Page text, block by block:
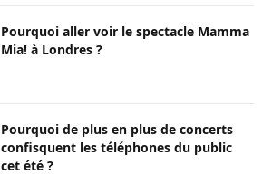
Pourquoi aller voir le spectacle Mamma
Mia! à Londres ?
Pourquoi de plus en plus de concerts
confisquent les téléphones du public
cet été ?